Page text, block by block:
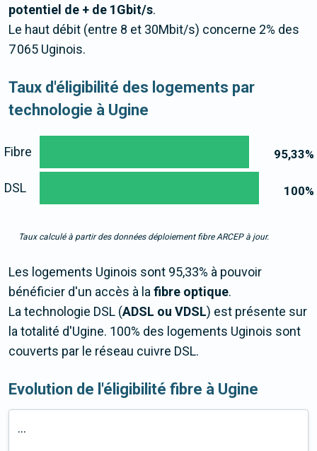
potentiel de + de 1Gbit/s.
Le haut débit (entre 8 et 30Mbit/s) concerne 2% des
7 065 Uginois.
Taux d'éligibilité des logements par
technologie à Ugine
95,33%
100%
Fibre
DSL
Taux calculé à partir des données déploiement fibre ARCEP à jour.
Les logements Uginois sont 95,33% à pouvoir
bénéficier d'un accès à lafibre optique.
La technologie DSL (ADSL ou VDSL) est présente sur
la totalité d'Ugine. 100% des logements Uginois sont
couverts par le réseau cuivre DSL.
Evolution de l'éligibilité fibre à Ugine
...